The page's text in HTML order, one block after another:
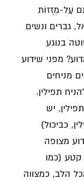
עַל-מְזֻזוֹת
גברים ונשים
בנוגע
הנגזרת מפסוק 8. מדוע? מפני שידוע
מניחים
תפילין.
יש
כביכול)
מדוע מצופה
קטע (כמו
הלב, כמצווה